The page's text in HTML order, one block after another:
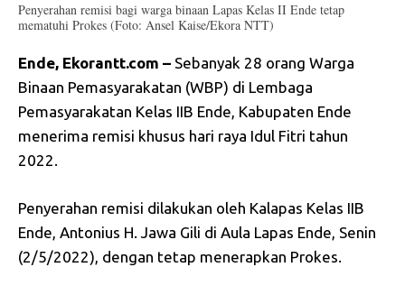
Penyerahan remisi bagi warga binaan Lapas Kelas II Ende tetap
mematuhi Prokes (Foto: Ansel Kaise/Ekora NTT)
Ende, Ekorantt.com – Sebanyak 28 orang Warga
Binaan Pemasyarakatan (WBP) di Lembaga
Pemasyarakatan Kelas IIB Ende, Kabupaten Ende
menerima remisi khusus hari raya Idul Fitri tahun
2022.
Penyerahan remisi dilakukan oleh Kalapas Kelas IIB
Ende, Antonius H. Jawa Gili di Aula Lapas Ende, Senin
(2/5/2022), dengan tetap menerapkan Prokes.